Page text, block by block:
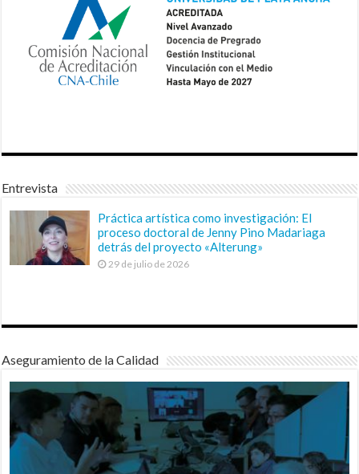
Entrevista
Práctica artística como investigación: El
proceso doctoral de Jenny Pino Madariaga
detrás del proyecto «Alterung»
29 de julio de 2026
Aseguramiento de la Calidad